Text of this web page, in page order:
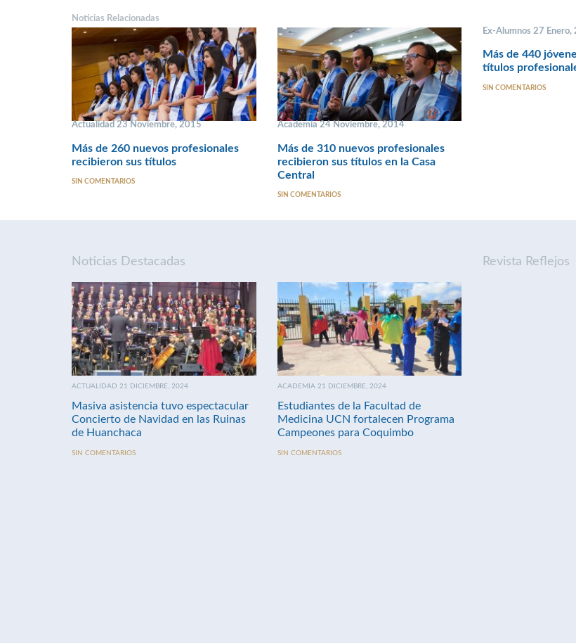
Noticias Relacionadas
Actualidad 23 Noviembre, 2015
Más de 260 nuevos profesionales
recibieron sus títulos
SIN COMENTARIOS
Academia 24 Noviembre, 2014
Más de 310 nuevos profesionales
recibieron sus títulos en la Casa
Central
SIN COMENTARIOS
Ex-Alumnos 27 Enero,
Más de 440
títulos
SIN COMENTARIOS
Noticias Destacadas
ACTUALIDAD 21 DICIEMBRE, 2024
Masiva asistencia tuvo espectacular
Concierto de Navidad en las Ruinas
de Huanchaca
SIN COMENTARIOS
ACADEMIA 21 DICIEMBRE, 2024
Estudiantes de la Facultad de
Medicina UCN fortalecen Programa
Campeones para Coquimbo
SIN COMENTARIOS
Revista Reflejos